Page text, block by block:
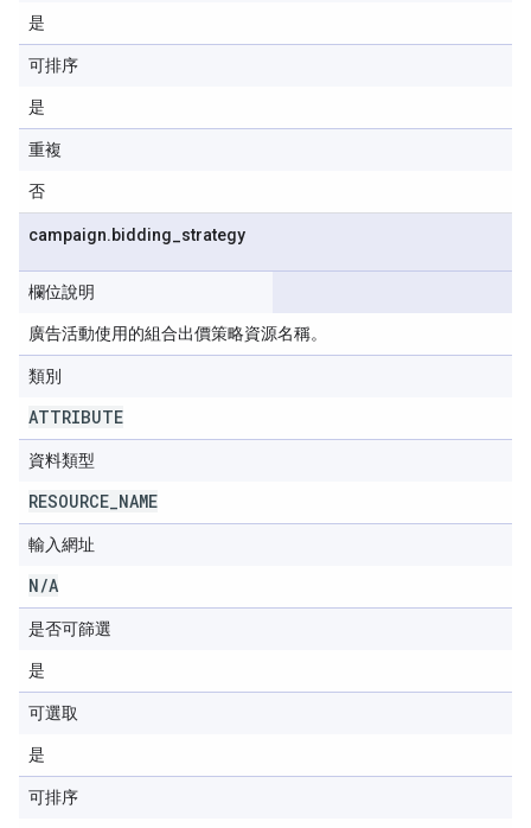
是
可排序
是
重複
否
campaign.bidding strategy
欄位說明
廣告活動使用的組合出價策略資源名稱。
類別
ATTRIBUTE
資料類型
RESOURCE NAME
輸入網址
N/A
是否可篩選
是
可選取
是
可排序